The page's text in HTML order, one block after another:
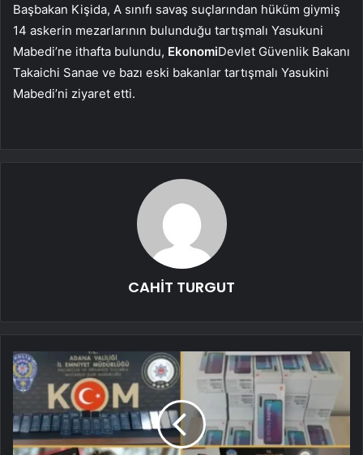
Başbakan Kişida, A sınıfı savaş suçlarından hüküm giymiş
14 askerin mezarlarının bulunduğu tartışmalı Yasukuni
Mabedi’ne ithafta bulundu, EkonomiDevlet Güvenlik Bakanı
Takaichi Sanae ve bazı eski bakanlar tartışmalı Yasukini
Mabedi’ni ziyaret etti.
CAHİT TURGUT